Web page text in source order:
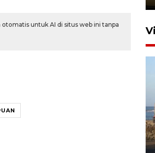
untuk AI di situs web ini tanpa